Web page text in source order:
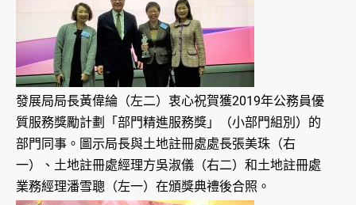
發展局局長黃偉綸（左二）衷心祝賀獲2019年公務員優
質服務獎勵計劃「部門精進服務獎」（小部門組別）的
部門同事。圖示局長與土地註冊處處長張美珠（右
一）、土地註冊處經理方吳淑儀（右二）和土地註冊處
業務經理潘雪聰（左一）在頒獎典禮後合照。